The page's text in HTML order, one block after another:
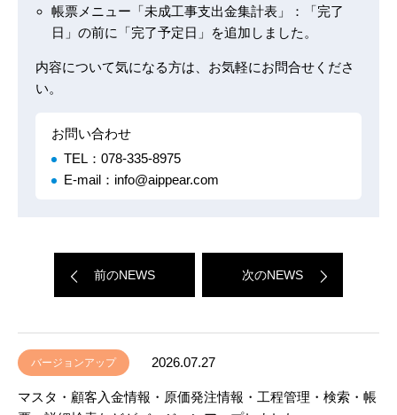
帳票メニュー「未成工事支出金集計表」：「完了
日」の前に「完了予定日」を追加しました。
内容について気になる方は、お気軽にお問合せくださ
い。
お問い合わせ
TEL：078-335-8975
E-mail：info@aippear.com
前のNEWS 次のNEWS
バージョンアップ 2026.07.27
マスタ・顧客入金情報・原価発注情報・工程管理・検索・帳